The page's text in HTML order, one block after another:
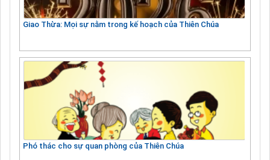
Giao Thừa: Mọi sự nằm trong kế hoạch của Thiên Chúa
Phó thác cho sự quan phòng của Thiên Chúa